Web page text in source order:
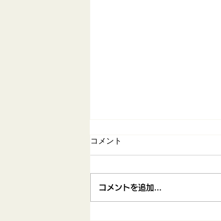
コメント
コメントを追加…